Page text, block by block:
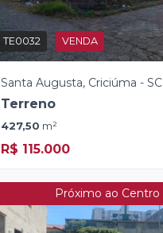
TE0032 VENDA
Santa Augusta, Criciúma - SC
Terreno
427,50 m²
R$ 115.000
Próximo ao Centro